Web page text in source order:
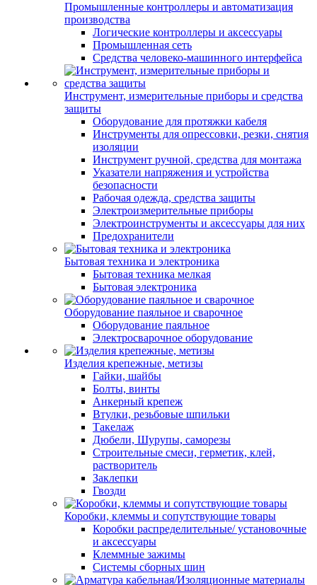
Промышленные контроллеры и автоматизация
производства
Логические контроллеры и аксессуары
Промышленная сеть
Средства человеко-машинного интерфейса
Инструмент, измерительные приборы и средства
защиты
Оборудование для протяжки кабеля
Инструменты для опрессовки, резки, снятия
изоляции
Инструмент ручной, средства для монтажа
Указатели напряжения и устройства
безопасности
Рабочая одежда, средства защиты
Электроизмерительные приборы
Электроинструменты и аксессуары для них
Предохранители
Бытовая техника и электроника
Бытовая техника мелкая
Бытовая электроника
Оборудование паяльное и сварочное
Оборудование паяльное
Электросварочное оборудование
Изделия крепежные, метизы
Гайки, шайбы
Болты, винты
Анкерный крепеж
Втулки, резьбовые шпильки
Такелаж
Дюбели, Шурупы, саморезы
Строительные смеси, герметик, клей,
растворитель
Заклепки
Гвозди
Коробки, клеммы и сопутствующие товары
Коробки распределительные/ установочные
и аксессуары
Клеммные зажимы
Системы сборных шин